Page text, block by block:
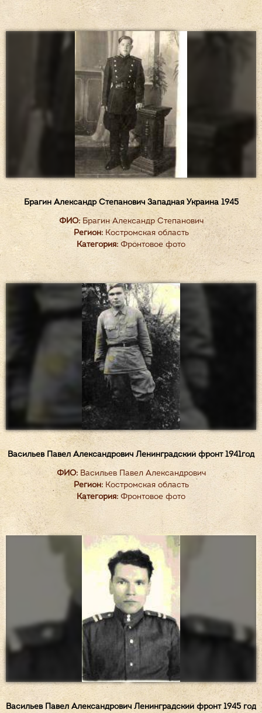
Брагин Александр Степанович Западная Украина 1945
ФИО:Брагин Александр Степанович
Регион:Костромская область
Категория: Фронтовое фото
Васильев Павел Александрович Ленинградский фронт 1941год
ФИО:Васильев Павел Александрович
Регион:Костромская область
Категория: Фронтовое фото
Васильев Павел Александрович Ленинградский фронт 1945 год